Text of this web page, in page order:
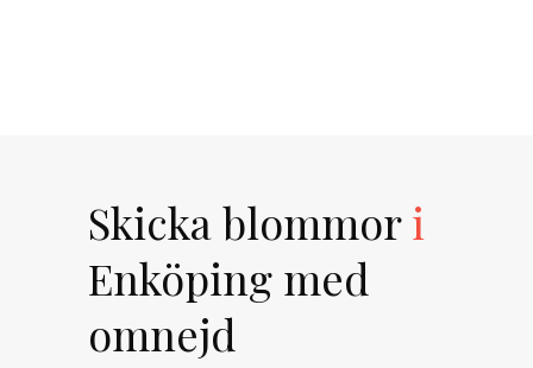
Skicka blommori
Enköping med
omnejd